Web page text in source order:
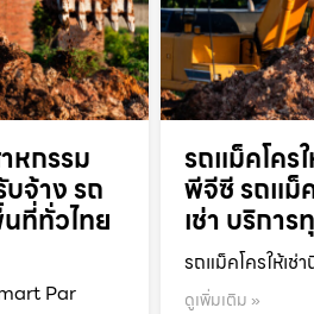
หกรรม
จ้าง รถ
ที่ทั่วไทย
Par
รถแม็คโคร
พีจีซี รถแม็
เช่า บริกา
รถแม็คโครให้เ
ดูเพิ่มเติม »